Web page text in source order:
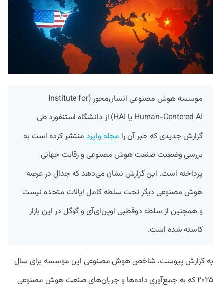
موسسه هوش مصنوعی انسان‌محور (Institute for
Human-Centered AI یا HAI) از دانشگاه استنفورد طی
گزارش جدیدی که خبر آن را مجله وایرد منتشر کرده است به
بررسی وضعیت صنعت هوش مصنوعی و رقابت جهانی
پرداخته است. این گزارش نشان می‌دهد که جدال در عرصه
هوش مصنوعی دیگر تحت سلطه کامل ایالات متحده نیست
و همچنین از سلطه دوقطبی اوپن‌ای‌آی و گوگل در این بازار
کاسته شده است.
به گزارش پیوست، شاخص هوش مصنوعی این موسسه برای سال
۲۰۲۵ که به جمع‌آوری داده‌ها و جریان‌های صنعت هوش مصنوعی